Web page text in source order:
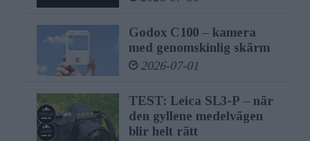
Godox C100 – kamera
med genomskinlig skärm
2026-07-01
TEST: Leica SL3-P – när
den gyllene medelvägen
blir helt rätt